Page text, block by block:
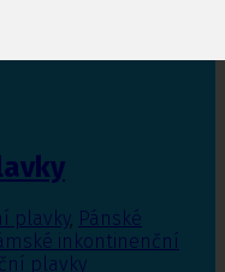
plavky, Pánské
inkontinenční
plavky